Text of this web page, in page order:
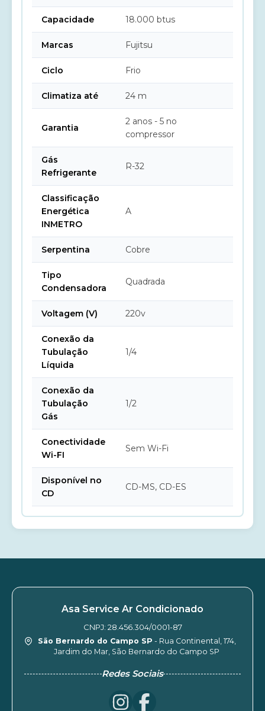
Capacidade 18.000 btus
Marcas Fujitsu
Ciclo Frio
Climatiza até 24 m
Garantia
2 anos - 5 no
compressor
Gás
Refrigerante
R-32
Classificação
Energética
INMETRO
A
Serpentina Cobre
Tipo
Condensadora
Quadrada
Voltagem (V) 220v
Conexão da
Tubulação
Líquida
1/4
Conexão da
Tubulação
Gás
1/2
Conectividade
Wi-FI
Sem Wi-Fi
Disponível no
CD
CD-MS, CD-ES
Asa Service Ar Condicionado
CNPJ: 28.456.304/0001-87
São Bernardo do Campo SP - Rua Continental, 174,
Jardim do Mar, São Bernardo do Campo SP
Redes Sociais